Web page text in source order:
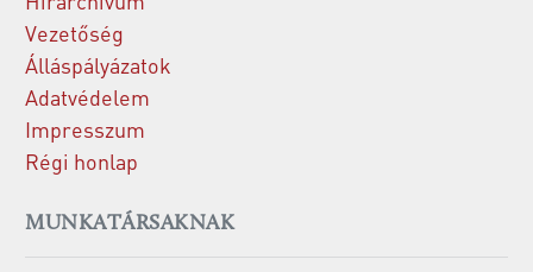
Vezetőség
Álláspályázatok
Adatvédelem
Impresszum
Régi honlap
MUNKATÁRSAKNAK